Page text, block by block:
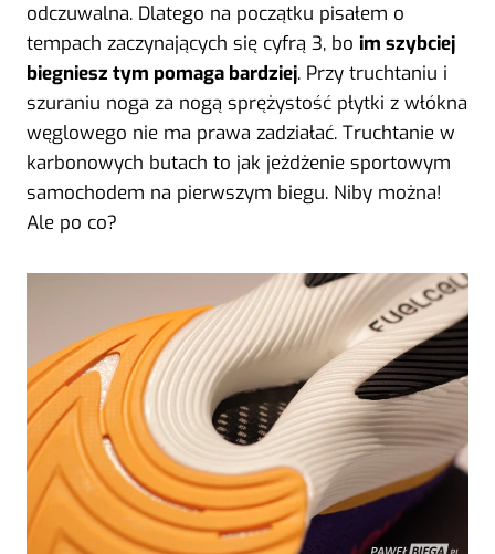
odczuwalna. Dlatego na początku pisałem o
tempach zaczynających się cyfrą 3, bo im szybciej
biegniesz tym pomaga bardziej. Przy truchtaniu i
szuraniu noga za nogą sprężystość płytki z włókna
węglowego nie ma prawa zadziałać. Truchtanie w
karbonowych butach to jak jeżdżenie sportowym
samochodem na pierwszym biegu. Niby można!
Ale po co?